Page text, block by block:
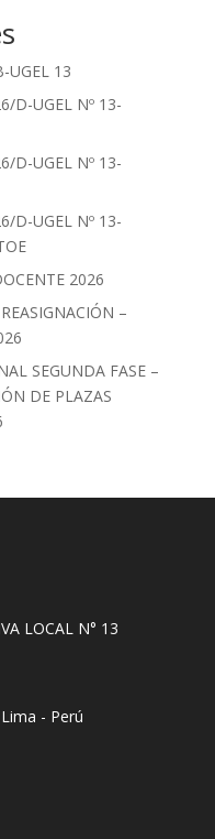
UGEL 13
D-UGEL Nº 13-
D-UGEL Nº 13-
D-UGEL Nº 13-
2026
–
SEGUNDA FASE –
DE PLAZAS
LOCAL N° 13
- Perú